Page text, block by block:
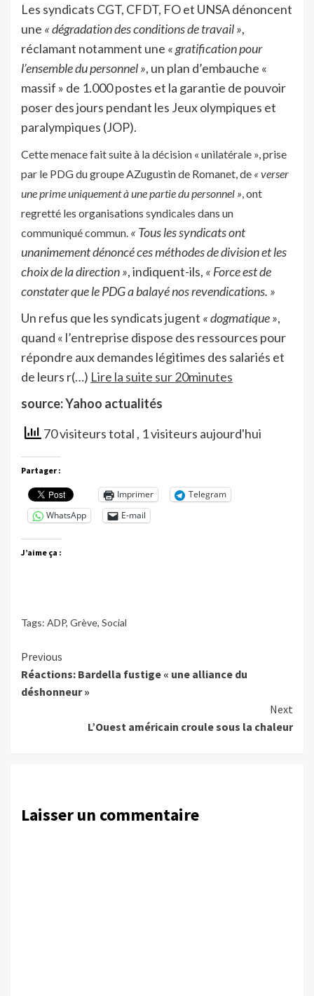
Les syndicats CGT, CFDT, FO et UNSA dénoncent
une « dégradation des conditions de travail »,
réclamant notamment une « gratification pour
l’ensemble du personnel », un plan d’embauche «
massif » de 1.000 postes et la garantie de pouvoir
poser des jours pendant les Jeux olympiques et
paralympiques (JOP).
Cette menace fait suite à la décision « unilatérale », prise
par le PDG du groupe AZugustin de Romanet,de « verser
une prime uniquement à une partie du personnel », ont
regretté les organisations syndicales dans un
communiqué commun. « Tous les syndicats ont
unanimement dénoncé ces méthodes de division et les
choix de la direction », indiquent-ils, « Force est de
constater que le PDG a balayé nos revendications. »
Un refus que les syndicats jugent « dogmatique »,
quand « l’entreprise dispose des ressources pour
répondre aux demandes légitimes des salariés et
de leurs r(…) Lire la suite sur 20minutes
source: Yahoo actualités
70 visiteurs total , 1 visiteurs aujourd'hui
Partager :
Imprimer
Telegram
WhatsApp
E-mail
J’aime ça :
Tags: ADP, Grève, Social
Continue
Reading
Previous
Réactions: Bardella fustige « une alliance du
déshonneur »
Next
L’Ouest américain croule sous la chaleur
Laisser un commentaire